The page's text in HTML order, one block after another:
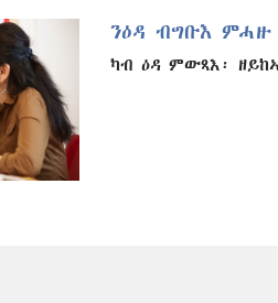
ንዕዳ ብግቡእ ምሓዙ
ካብ ዕዳ ምውጻእ፡